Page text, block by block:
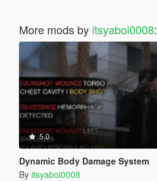
More mods by itsyaboi0008:
5.0
Dynamic Body Damage System
By itsyaboi0008